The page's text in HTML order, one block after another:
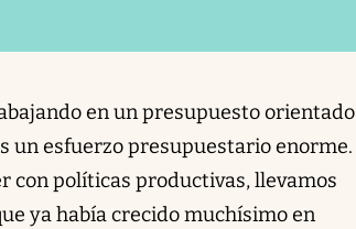
en un presupuesto orientado
un esfuerzo presupuestario enorme.
con políticas productivas, llevamos
ya había crecido muchísimo en